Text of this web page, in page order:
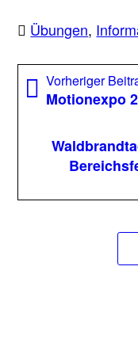
Übungen,
Vorheriger
Motionexpo